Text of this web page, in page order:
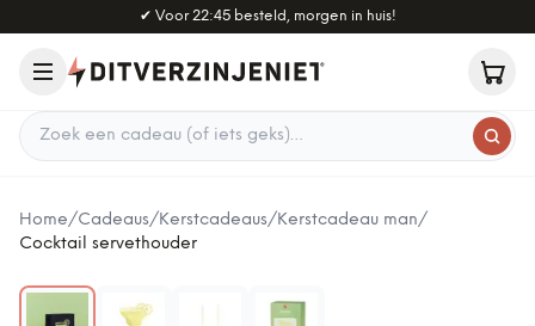
Naar hoofdinhoud
✔ Voor 22:45 besteld, morgen in huis!
Zoek een cadeau
Home/Cadeaus/Kerstcadeaus/Kerstcadeau man/
Cocktail servethouder